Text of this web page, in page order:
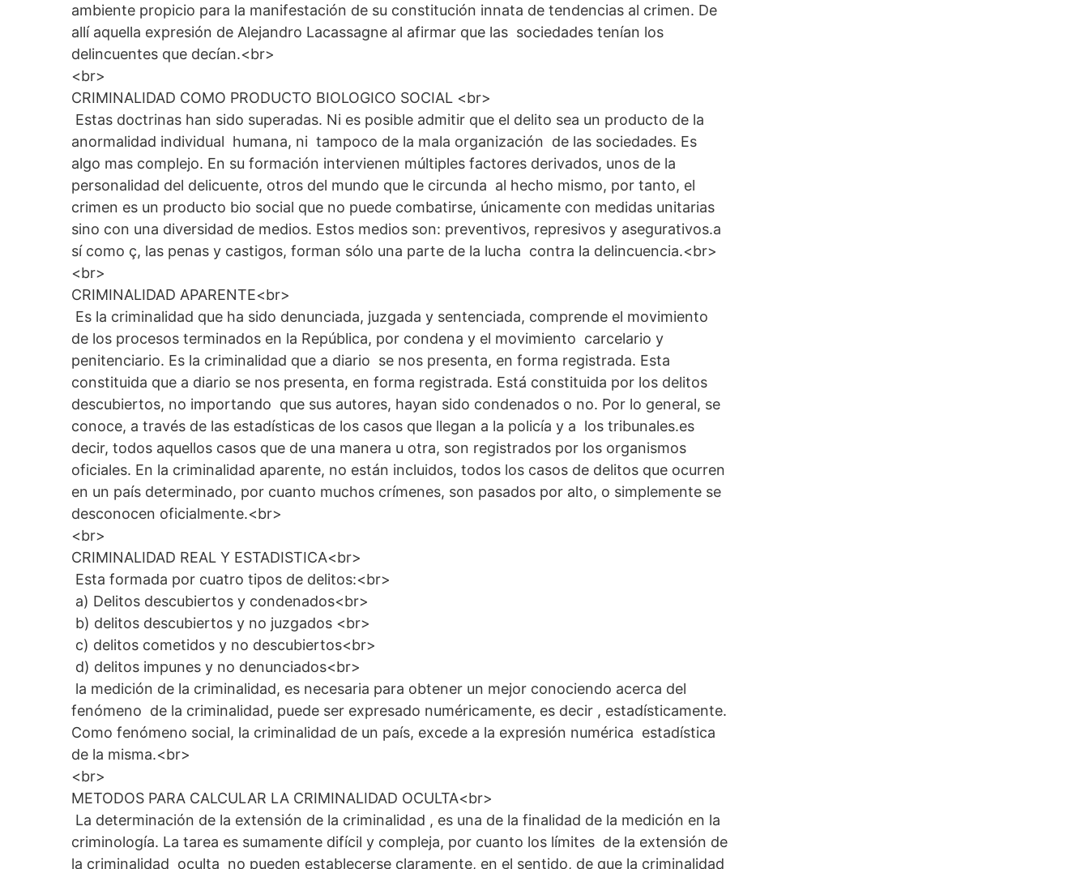
ambiente propicio para la manifestación de su constitución innata de tendencias al crimen. De
allí aquella expresión de Alejandro Lacassagne al afirmar que las sociedades tenían los
delincuentes que decían.<br>
<br>
CRIMINALIDAD COMO PRODUCTO BIOLOGICO SOCIAL <br>
Estas doctrinas han sido superadas. Ni es posible admitir que el delito sea un producto de la
anormalidad individual humana, ni tampoco de la mala organización de las sociedades. Es
algo mas complejo. En su formación intervienen múltiples factores derivados, unos de la
personalidad del delicuente, otros del mundo que le circunda al hecho mismo, por tanto, el
crimen es un producto bio social que no puede combatirse, únicamente con medidas unitarias
sino con una diversidad de medios. Estos medios son: preventivos, represivos y asegurativos.a
sí como ç, las penas y castigos, forman sólo una parte de la lucha contra la delincuencia.<br>
<br>
CRIMINALIDAD APARENTE<br>
Es la criminalidad que ha sido denunciada, juzgada y sentenciada, comprende el movimiento
de los procesos terminados en la República, por condena y el movimiento carcelario y
penitenciario. Es la criminalidad que a diario se nos presenta, en forma registrada. Esta
constituida que a diario se nos presenta, en forma registrada. Está constituida por los delitos
descubiertos, no importando que sus autores, hayan sido condenados o no. Por lo general, se
conoce, a través de las estadísticas de los casos que llegan a la policía y a los tribunales.es
decir, todos aquellos casos que de una manera u otra, son registrados por los organismos
oficiales. En la criminalidad aparente, no están incluidos, todos los casos de delitos que ocurren
en un país determinado, por cuanto muchos crímenes, son pasados por alto, o simplemente se
desconocen oficialmente.<br>
<br>
CRIMINALIDAD REAL Y ESTADISTICA<br>
Esta formada por cuatro tipos de delitos:<br>
a) Delitos descubiertos y condenados<br>
b) delitos descubiertos y no juzgados <br>
c) delitos cometidos y no descubiertos<br>
d) delitos impunes y no denunciados<br>
la medición de la criminalidad, es necesaria para obtener un mejor conociendo acerca del
fenómeno de la criminalidad, puede ser expresado numéricamente, es decir , estadísticamente.
Como fenómeno social, la criminalidad de un país, excede a la expresión numérica estadística
de la misma.<br>
<br>
METODOS PARA CALCULAR LA CRIMINALIDAD OCULTA<br>
La determinación de la extensión de la criminalidad , es una de la finalidad de la medición en la
criminología. La tarea es sumamente difícil y compleja, por cuanto los límites de la extensión de
la criminalidad oculta no pueden establecerse claramente, en el sentido, de que la criminalidad